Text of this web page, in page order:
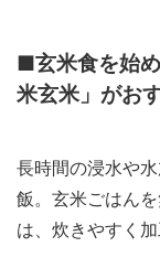
■玄米食を始
米玄米」がお
長時間の浸水や
飯。玄米ごはん
は、炊きやすく